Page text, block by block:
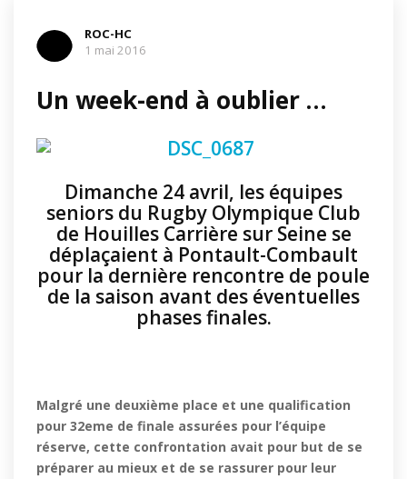
ROC-HC
1 mai 2016
Un week-end à oublier …
Dimanche 24 avril, les équipes
seniors du Rugby Olympique Club
de Houilles Carrière sur Seine se
déplaçaient à Pontault-Combault
pour la dernière rencontre de poule
de la saison avant des éventuelles
phases finales.
Malgré une deuxième place et une qualification
pour 32eme de finale assurées pour l’équipe
réserve, cette confrontation avait pour but de se
préparer au mieux et de se rassurer pour leur